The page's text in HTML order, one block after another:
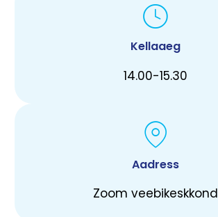
Kellaaeg
14.00-15.30
Aadress
Zoom veebikeskkond